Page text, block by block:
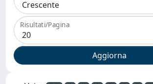
Risultati/Pagina